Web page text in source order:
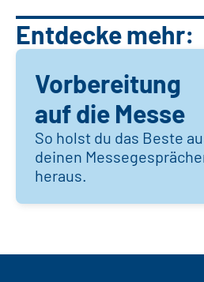
Entdecke mehr:
Vorbereitung
auf die Messe
So holst du das Beste
deinen
heraus.